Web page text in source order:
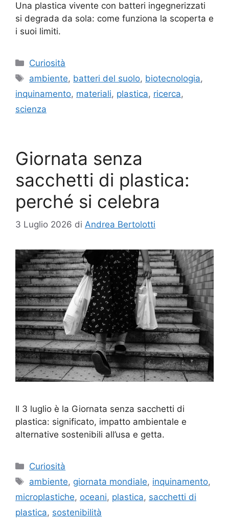
Una plastica vivente con batteri ingegnerizzati
si degrada da sola: come funziona la scoperta e
i suoi limiti.
Categorie
Curiosità
Tag
ambiente, batteri del suolo, biotecnologia,
inquinamento, materiali, plastica, ricerca,
scienza
Giornata senza
sacchetti di plastica:
perché si celebra
3 Luglio 2026 di Andrea Bertolotti
Il 3 luglio è la Giornata senza sacchetti di
plastica: significato, impatto ambientale e
alternative sostenibili all’usa e getta.
Categorie
Curiosità
Tag
ambiente, giornata mondiale, inquinamento,
microplastiche, oceani, plastica, sacchetti di
plastica, sostenibilità